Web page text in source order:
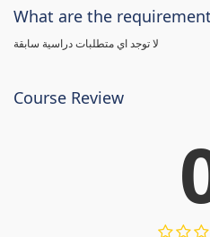
What are the
لا توجد اي متطلبات دراسية سابقة
Course Review